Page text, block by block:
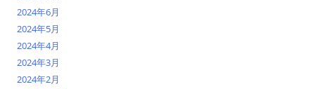
2024年6月
2024年5月
2024年4月
2024年3月
2024年2月